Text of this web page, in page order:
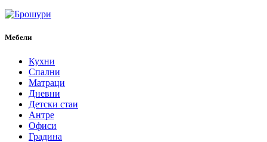
Мебели
Кухни
Спални
Матраци
Дневни
Детски стаи
Антре
Офиси
Градина